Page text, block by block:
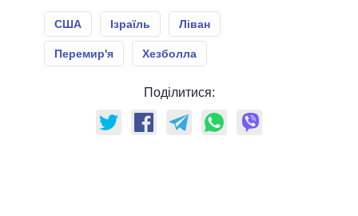
США Ізраїль Ліван
Перемир'я Хезболла
Поділитися: